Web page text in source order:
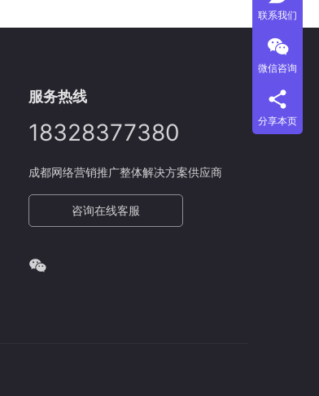
服务热线
18328377380
成都网络营销推广整体解决方案供应商
咨询在线客服
联系我们
微信咨询
分享本页